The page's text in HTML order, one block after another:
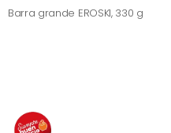
Barra grande EROSKI, 330 g